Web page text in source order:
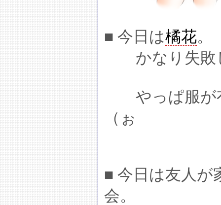
■ 今日は橘花。
かなり失敗
やっぱ服が
（ぉ
■ 今日は友人が
会。